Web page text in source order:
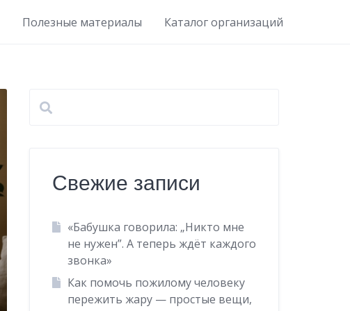
Полезные материалы Каталог организаций
Свежие записи
«Бабушка говорила: „Никто мне
не нужен”. А теперь ждёт каждого
звонка»
Как помочь пожилому человеку
пережить жару — простые вещи,